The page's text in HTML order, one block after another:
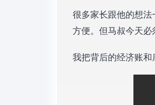
很多家长跟他的想
方便。但马叔今天
我把背后的经济账和